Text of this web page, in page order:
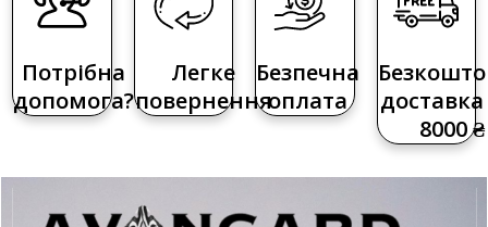
Потрібна
допомога?
Легке
повернення
Безпечна
оплата
доставка
8000 ₴